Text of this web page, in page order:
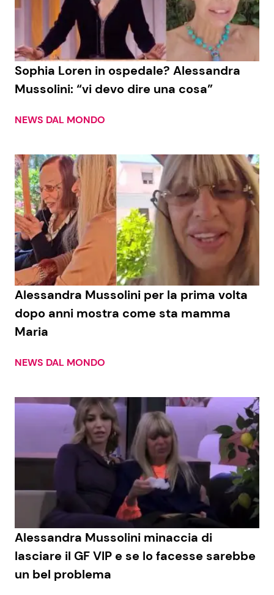
Economia
Persone Scomparse
Politica
Fiction e Serie TV
Programmi TV
ShowBiz
News Cinema
News Musica
News Spettacolo
Social News
News dal mondo
Benessere
Casa
Moda e Style
Mondo Mamma
News benessere
Viaggi e Turismo
Festività
Cucina e Ricette
Le Ricette in TV
Primi Piatti
Ricette Facili e Veloci
Ricette Feste
Ricette per Bambini
Sophia Loren in ospedale? Alessandra
Mussolini: “vi devo dire una cosa”
NEWS DAL MONDO
Alessandra Mussolini per la prima volta
dopo anni mostra come sta mamma
Maria
NEWS DAL MONDO
Alessandra Mussolini minaccia di
lasciare il GF VIP e se lo facesse sarebbe
un bel problema